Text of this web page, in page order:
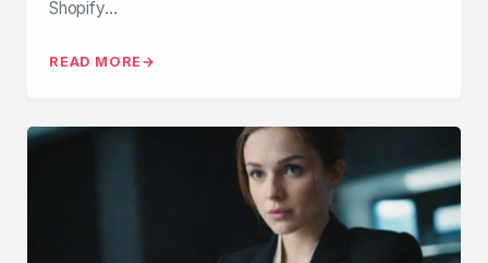
Shopify…
READ MORE